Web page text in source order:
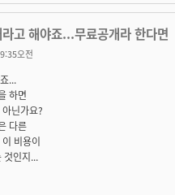
고 해야죠...무료공개라 한다면
오전
...
하면
닌가요?
다른
비용이
것인지...